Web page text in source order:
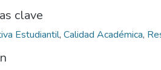
clave
Estudiantil, Calidad Académica,